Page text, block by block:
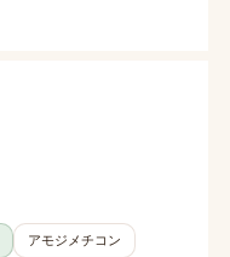
アモジメチコン